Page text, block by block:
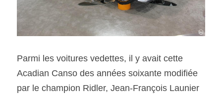
Parmi les voitures vedettes, il y avait cette
Acadian Canso des années soixante modifiée
par le champion Ridler, Jean-François Launier